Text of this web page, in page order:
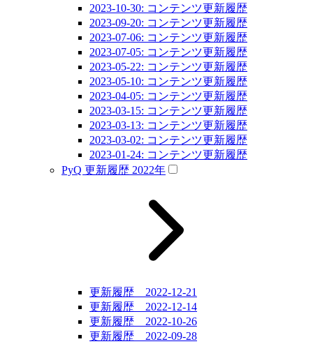
2023-10-30: コンテンツ更新履歴
2023-09-20: コンテンツ更新履歴
2023-07-06: コンテンツ更新履歴
2023-07-05: コンテンツ更新履歴
2023-05-22: コンテンツ更新履歴
2023-05-10: コンテンツ更新履歴
2023-04-05: コンテンツ更新履歴
2023-03-15: コンテンツ更新履歴
2023-03-13: コンテンツ更新履歴
2023-03-02: コンテンツ更新履歴
2023-01-24: コンテンツ更新履歴
PyQ 更新履歴 2022年
更新履歴 2022-12-21
更新履歴 2022-12-14
更新履歴 2022-10-26
更新履歴 2022-09-28